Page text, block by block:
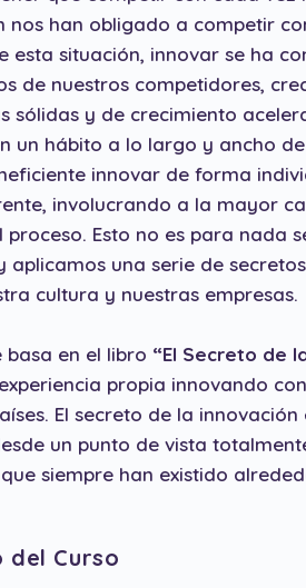
nos han obligado a competir
esta situación, innovar se ha
de nuestros competidores,
sólidas y de crecimiento
un hábito a lo largo y ancho
innovar de forma
involucrando a la mayor
proceso. Esto no es para nada
aplicamos una serie de
cultura y nuestras empresas.
basa en el libro “El Secreto de
propia innovando
El secreto de la
un punto de vista
siempre han existido
del Curso